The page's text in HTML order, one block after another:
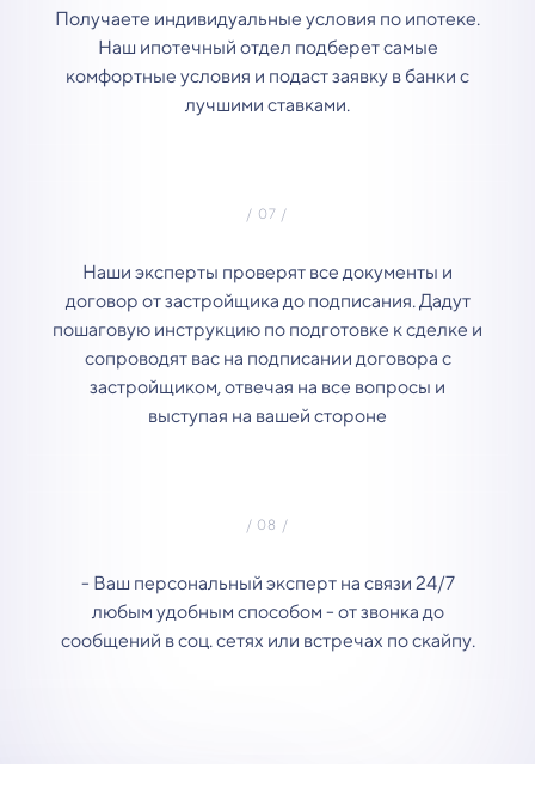
Получаете индивидуальные условия по ипотеке.
Наш ипотечный отдел подберет самые
комфортные условия и подаст заявку в банки с
лучшими ставками.
Наши эксперты проверят все документы и
договор от застройщика до подписания. Дадут
пошаговую инструкцию по подготовке к сделке и
сопроводят вас на подписании договора с
застройщиком, отвечая на все вопросы и
выступая на вашей стороне
- Ваш персональный эксперт на связи 24/7
любым удобным способом - от звонка до
сообщений в соц. сетях или встречах по скайпу.